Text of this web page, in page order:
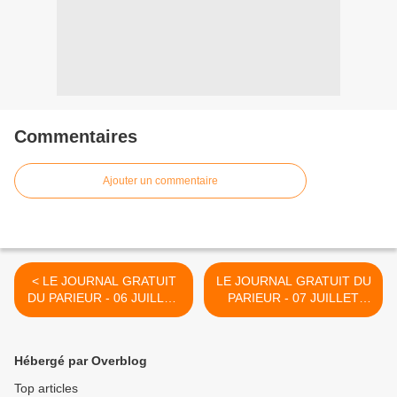
Commentaires
Ajouter un commentaire
< LE JOURNAL GRATUIT
DU PARIEUR - 06 JUILLET
2022 - COUPLE DU JOUR
LE JOURNAL GRATUIT DU
PARIEUR - 07 JUILLET
2022 - COUPLE DU JOUR
Hébergé par Overblog
Top articles